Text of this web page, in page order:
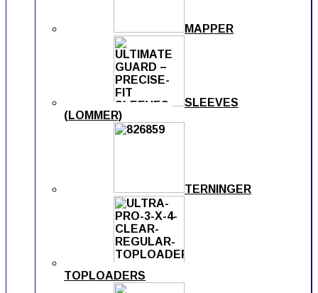
MAPPER
SLEEVES
(LOMMER)
TERNINGER
TOPLOADERS